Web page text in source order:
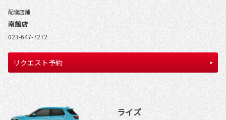
配備店舗
南館店
023-647-7272
リクエスト予約
ライズ